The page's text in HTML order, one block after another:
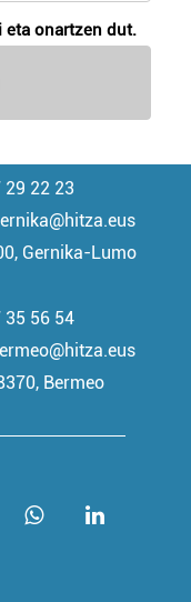
zure lehentasunak
edo ken dezakezu
cookie-
teknologia hori
diguzu.Gehiago
eta onartzen dut.
22 23
Gernika-Lumo
56 54
Bermeo